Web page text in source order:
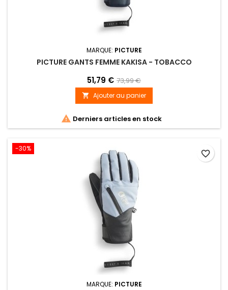
MARQUE: PICTURE
PICTURE GANTS FEMME KAKISA - TOBACCO
51,79 € 73,99 €
 Ajouter au panier
 Derniers articles en stock
-30%
MARQUE: PICTURE
favorite_border